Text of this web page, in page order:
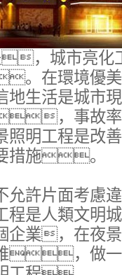
城市亮化工
。在環境優
活是城市現
，事故率
照明工程是
措施。
片面考慮違
是人類文明
業，在夜景
維，做